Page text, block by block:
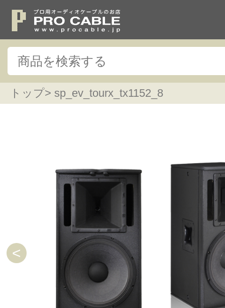
トップ> sp_ev_tourx_tx1152_8